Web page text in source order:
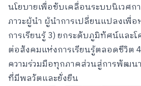
นโยบายเพื่อขับเคลื่อนระบบนิเวศก
ภาวะผู้นำ ผู้นำการเปลี่ยนแปลงเพื่
การเรียนรู้ 3) ยกระดับภูมิทัศน์และ
ต่อสังคมแห่งการเรียนรู้ตลอดชีวิต
ความร่วมมือทุกภาคส่วนสู่การพัฒน
ที่มีพลวัตและยั่งยืน